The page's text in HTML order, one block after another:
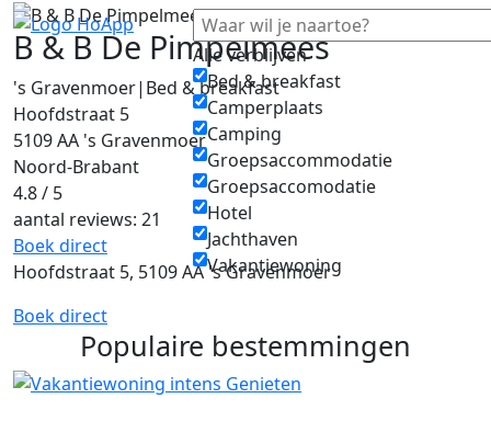
Alle verblijven
Bed & breakfast
Camperplaats
Camping
Groepsaccommodatie
Groepsaccomodatie
Hotel
Jachthaven
Vakantiewoning
B & B De Pimpelmees
's Gravenmoer| Bed & breakfast
Hoofdstraat 5
5109 AA 's Gravenmoer
Noord-Brabant
4.8 / 5
aantal reviews: 21
Boek direct
Hoofdstraat 5, 5109 AA 's Gravenmoer
Boek direct
Populaire bestemmingen